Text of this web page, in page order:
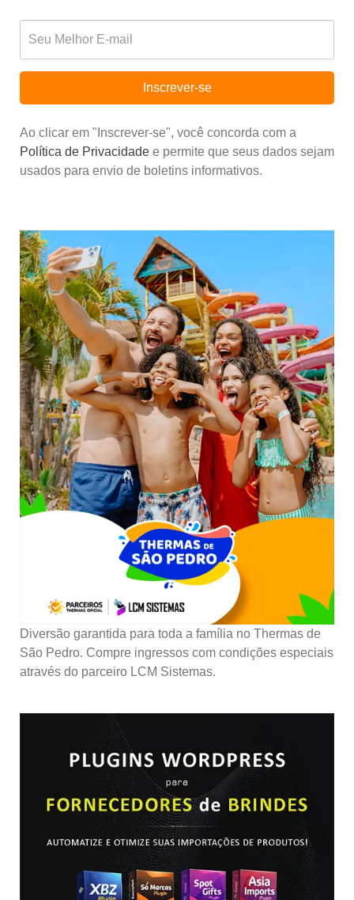
Inscrever-se
Ao clicar em "Inscrever-se", você concorda com a
Política de Privacidade e permite que seus dados sejam
usados para envio de boletins informativos.
Diversão garantida para toda a família no Thermas de
São Pedro. Compre ingressos com condições especiais
através do parceiro LCM Sistemas.